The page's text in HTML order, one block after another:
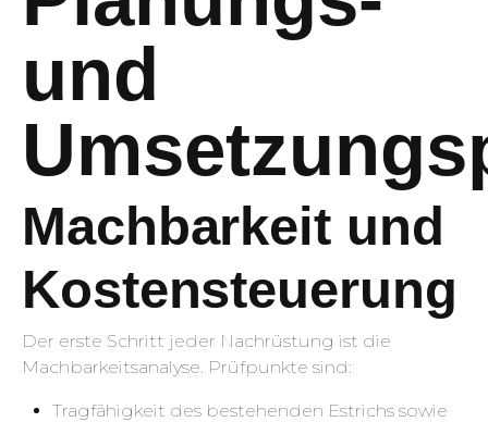
und
Machbarkeit und
Kostensteuerung
Der erste Schritt jeder Nachrüstung ist die
Machbarkeitsanalyse. Prüfpunkte sind:
Tragfähigkeit des bestehenden Estrichs sowie